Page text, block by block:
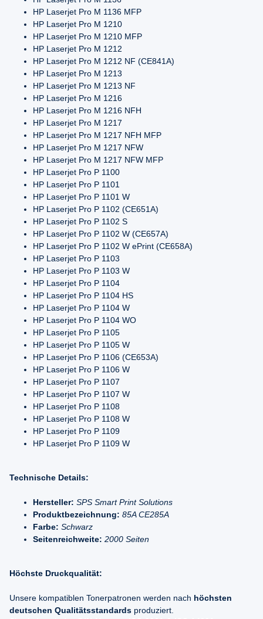
HP Laserjet Pro M 1136 MFP
HP Laserjet Pro M 1210
HP Laserjet Pro M 1210 MFP
HP Laserjet Pro M 1212
HP Laserjet Pro M 1212 NF (CE841A)
HP Laserjet Pro M 1213
HP Laserjet Pro M 1213 NF
HP Laserjet Pro M 1216
HP Laserjet Pro M 1216 NFH
HP Laserjet Pro M 1217
HP Laserjet Pro M 1217 NFH MFP
HP Laserjet Pro M 1217 NFW
HP Laserjet Pro M 1217 NFW MFP
HP Laserjet Pro P 1100
HP Laserjet Pro P 1101
HP Laserjet Pro P 1101 W
HP Laserjet Pro P 1102 (CE651A)
HP Laserjet Pro P 1102 S
HP Laserjet Pro P 1102 W (CE657A)
HP Laserjet Pro P 1102 W ePrint (CE658A)
HP Laserjet Pro P 1103
HP Laserjet Pro P 1103 W
HP Laserjet Pro P 1104
HP Laserjet Pro P 1104 HS
HP Laserjet Pro P 1104 W
HP Laserjet Pro P 1104 WO
HP Laserjet Pro P 1105
HP Laserjet Pro P 1105 W
HP Laserjet Pro P 1106 (CE653A)
HP Laserjet Pro P 1106 W
HP Laserjet Pro P 1107
HP Laserjet Pro P 1107 W
HP Laserjet Pro P 1108
HP Laserjet Pro P 1108 W
HP Laserjet Pro P 1109
HP Laserjet Pro P 1109 W
Technische Details:
Hersteller: SPS Smart Print Solutions
Produktbezeichnung: 85A CE285A
Farbe: Schwarz
Seitenreichweite: 2000 Seiten
Höchste Druckqualität:
Unsere kompatiblen Tonerpatronen werden nach höchsten
deutschen Qualitätsstandards produziert.